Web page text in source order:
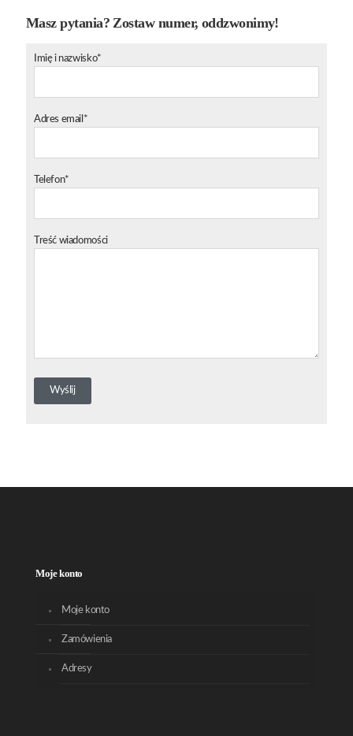
Masz pytania? Zostaw numer, oddzwonimy!
Imię i nazwisko*
Adres email*
Telefon*
Treść wiadomości
Moje konto
Moje konto
Zamówienia
Adresy